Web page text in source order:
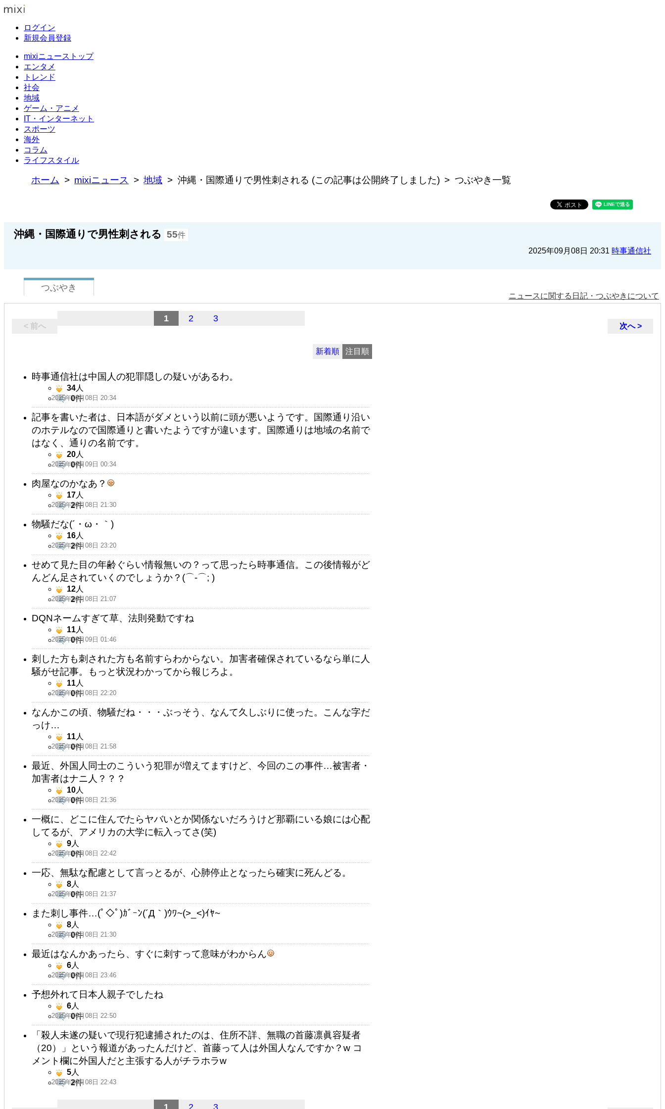
ログイン
新規会員登録
mixiニューストップ
エンタメ
トレンド
社会
地域
ゲーム・アニメ
IT・インターネット
スポーツ
海外
コラム
ライフスタイル
ホーム mixiニュース 地域 沖縄・国際通りで男性刺される (この記事は公開終了しました) つぶやき一覧
沖縄・国際通りで男性刺される 55件
2025年09月08日 20:31 時事通信社
つぶやき
ニュースに関する日記・つぶやきについて
< 前へ
1 2 3
次へ >
新着順 注目順
時事通信社は中国人の犯罪隠しの疑いがあるわ。
2025年09月08日 20:34
34人
0件
記事を書いた者は、日本語がダメという以前に頭が悪いようです。国際通り沿い
のホテルなので国際通りと書いたようですが違います。国際通りは地域の名前で
はなく、通りの名前です。
2025年09月09日 00:34
20人
0件
肉屋なのかなあ？
2025年09月08日 21:30
17人
2件
物騒だな(´・ω・｀)
2025年09月08日 23:20
16人
2件
せめて見た目の年齢ぐらい情報無いの？って思ったら時事通信。この後情報がど
んどん足されていくのでしょうか？(⌒-⌒; )
2025年09月08日 21:07
12人
2件
DQNネームすぎて草、法則発動ですね
2025年09月09日 01:46
11人
0件
刺した方も刺された方も名前すらわからない。加害者確保されているなら単に人
騒がせ記事。もっと状況わかってから報じろよ。
2025年09月08日 22:20
11人
0件
なんかこの頃、物騒だね・・・ぶっそう、なんて久しぶりに使った。こんな字だ
っけ…
2025年09月08日 21:58
11人
0件
最近、外国人同士のこういう犯罪が増えてますけど、今回のこの事件…被害者・
加害者はナニ人？？？
2025年09月08日 21:36
10人
0件
一概に、どこに住んでたらヤバいとか関係ないだろうけど那覇にいる娘には心配
してるが、アメリカの大学に転入ってさ(笑)
2025年09月08日 22:42
9人
0件
一応、無駄な配慮として言っとるが、心肺停止となったら確実に死んどる。
2025年09月08日 21:37
8人
0件
また刺し事件…(ﾟ◇ﾟ)ｶﾞｰﾝ(´Д｀)ｳﾜ~(>_<)ｲﾔ~
2025年09月08日 21:30
8人
0件
最近はなんかあったら、すぐに刺すって意味がわからん
2025年09月08日 23:46
6人
0件
予想外れて日本人親子でしたね
2025年09月08日 22:50
6人
0件
「殺人未遂の疑いで現行犯逮捕されたのは、住所不詳、無職の首藤凛眞容疑者
（20）」という報道があったんだけど、首藤って人は外国人なんですか？w コ
メント欄に外国人だと主張する人がチラホラw
2025年09月08日 22:43
5人
2件
1 2 3